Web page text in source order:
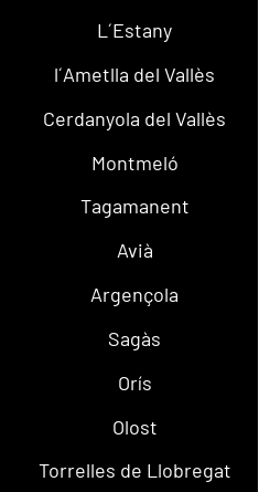
L´Estany
l´Ametlla del Vallès
Cerdanyola del Vallès
Montmeló
Tagamanent
Avià
Argençola
Sagàs
Orís
Olost
Torrelles de Llobregat